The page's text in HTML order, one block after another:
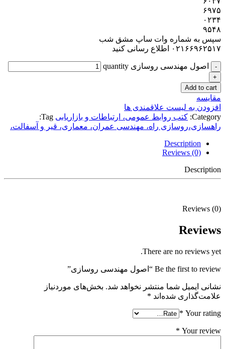
۶۹۷۵
۰۲۳۴
۹۵۴۸
سپس به شماره وات ساپ مشق شب
۰۲۱۶۶۹۶۲۵۱۷ اطلاع رسانی کنید
اصول مهندسی روسازی quantity
Add to cart
مقایسه
افزودن به لیست علاقمندی ها
Category: کتب روابط عمومی، ارتباطات و بازاریابی Tag:
راهسازی،روسازی راه، مهندسی عمران، معماری، قیر و آسفالت،
Description
Reviews (0)
Description
Reviews (0)
Reviews
There are no reviews yet.
Be the first to review “اصول مهندسی روسازی”
نشانی ایمیل شما منتشر نخواهد شد. بخش‌های موردنیاز
علامت‌گذاری شده‌اند *
Your rating
*
Your review
*